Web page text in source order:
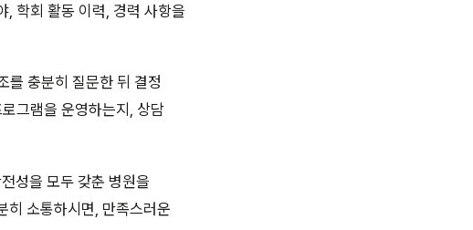
, 학회 활동 이력, 경력 사항을
를 충분히 질문한 뒤 결정
그램을 운영하는지, 상담
성을 모두 갖춘 병원을
히 소통하시면, 만족스러운